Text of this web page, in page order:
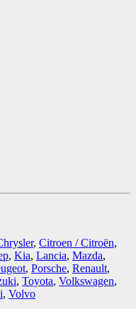
, Citroen / Citroën,
, Kia, Lancia, Mazda,
, Porsche, Renault,
, Toyota, Volkswagen,
, Volvo